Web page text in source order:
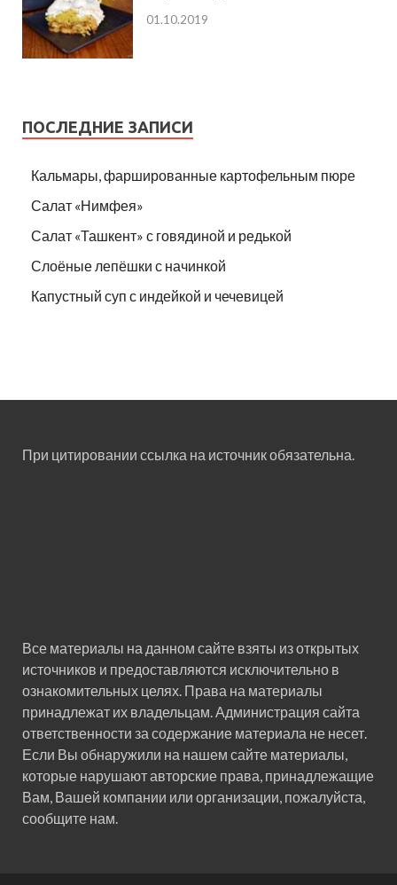
01.10.2019
ПОСЛЕДНИЕ ЗАПИСИ
Кальмары, фаршированные картофельным пюре
Салат «Нимфея»
Салат «Ташкент» с говядиной и редькой
Слоёные лепёшки с начинкой
Капустный суп с индейкой и чечевицей
При цитировании ссылка на источник обязательна.
Все материалы на данном сайте взяты из открытых
источников и предоставляются исключительно в
ознакомительных целях. Права на материалы
принадлежат их владельцам. Администрация сайта
ответственности за содержание материала не несет.
Если Вы обнаружили на нашем сайте материалы,
которые нарушают авторские права, принадлежащие
Вам, Вашей компании или организации, пожалуйста,
сообщите нам.